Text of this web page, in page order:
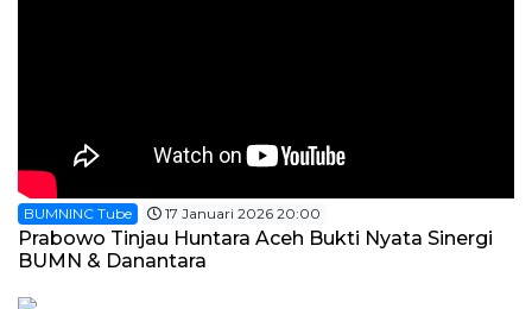
BUMNINC Tube 17 Januari 2026 20:00
Prabowo Tinjau Huntara Aceh Bukti Nyata Sinergi
BUMN & Danantara